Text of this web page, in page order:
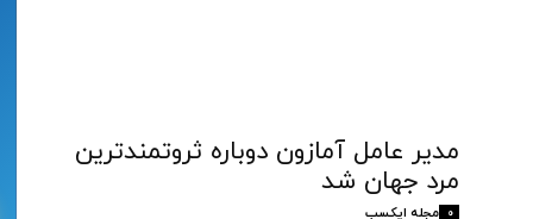
مدیر عامل آمازون دوباره ثروتمندترین
مرد جهان شد
مجله ایکسب 0